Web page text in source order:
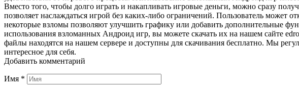
Вместо того, чтобы долго играть и накапливать игровые деньги, можно сразу
позволяет наслаждаться игрой без каких-либо ограничений. Пользователь
некоторые взломы позволяют улучшить графику или добавить дополнительные
использования взломанных Андроид игр, вы можете скачать их на нашем сайте
файлы находятся на нашем сервере и доступны для скачивания бесплатно. Мы
интересное для себя.
Добавить комментарий
Имя *